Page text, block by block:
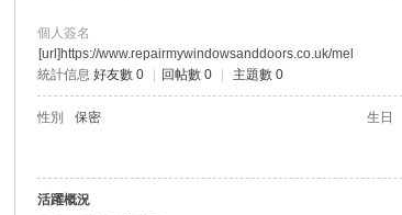
個人簽名
[url]https://www.repairmywindowsanddoors.co.uk/mel
統計信息 好友數 0 回帖數 0 主題數 0
性別 保密 生日
活躍概況